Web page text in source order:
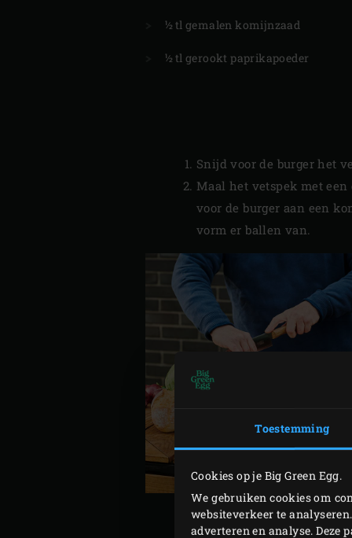
Toestemming
Cookies op je Big Green Egg.
We gebruiken cookies om
websiteverkeer te
adverteren en analyse. Deze
½ tl gemalen komijnzaad
½ tl gerookt paprikapoeder
Snijd voor de burger het
Maal het vetspek met
voor de burger aan een
vorm er ballen van.